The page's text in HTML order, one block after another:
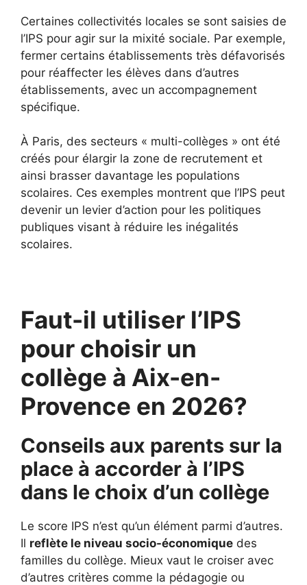
Certaines collectivités locales se sont saisies de
l’IPS pour agir sur la mixité sociale. Par exemple,
fermer certains établissements très défavorisés
pour réaffecter les élèves dans d’autres
établissements, avec un accompagnement
spécifique.
À Paris, des secteurs « multi-collèges » ont été
créés pour élargir la zone de recrutement et
ainsi brasser davantage les populations
scolaires. Ces exemples montrent que l’IPS peut
devenir un levier d’action pour les politiques
publiques visant à réduire les inégalités
scolaires.
Faut-il utiliser l’IPS
pour choisir un
collège à Aix-en-
Provence en 2026?
Conseils aux parents sur la
place à accorder à l’IPS
dans le choix d’un collège
Le score IPS n’est qu’un élément parmi d’autres.
Il reflète le niveau socio-économique des
familles du collège. Mieux vaut le croiser avec
d’autres critères comme la pédagogie ou